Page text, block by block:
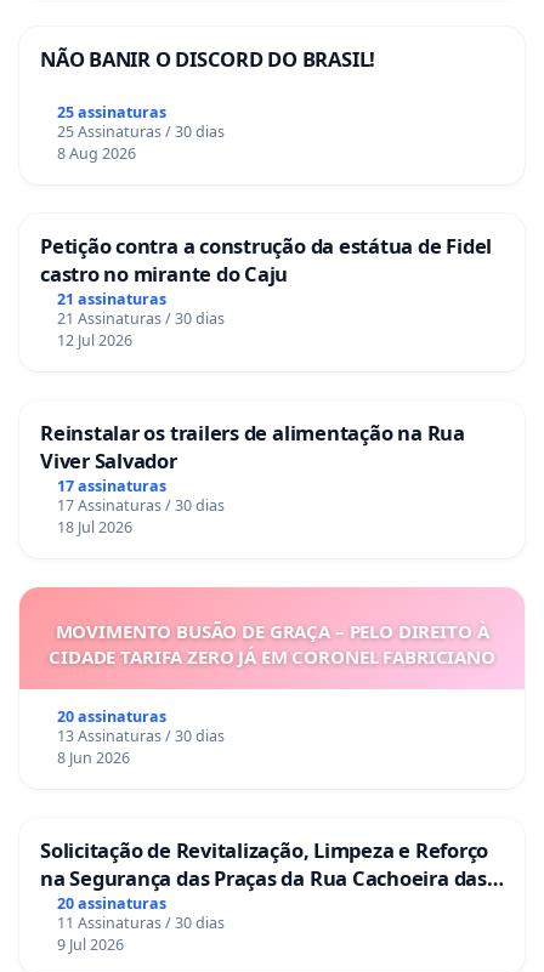
NÃO BANIR O DISCORD DO BRASIL!
25 assinaturas
25 Assinaturas / 30 dias
8 Aug 2026
Petição contra a construção da estátua de Fidel
castro no mirante do Caju
21 assinaturas
21 Assinaturas / 30 dias
12 Jul 2026
Reinstalar os trailers de alimentação na Rua
Viver Salvador
17 assinaturas
17 Assinaturas / 30 dias
18 Jul 2026
MOVIMENTO BUSÃO DE GRAÇA – PELO DIREITO À
CIDADE TARIFA ZERO JÁ EM CORONEL FABRICIANO
20 assinaturas
13 Assinaturas / 30 dias
8 Jun 2026
Solicitação de Revitalização, Limpeza e Reforço
na Segurança das Praças da Rua Cachoeira das
Sete Ilhas
20 assinaturas
11 Assinaturas / 30 dias
9 Jul 2026